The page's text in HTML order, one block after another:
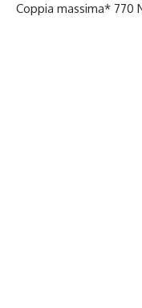
Coppia massima* 770